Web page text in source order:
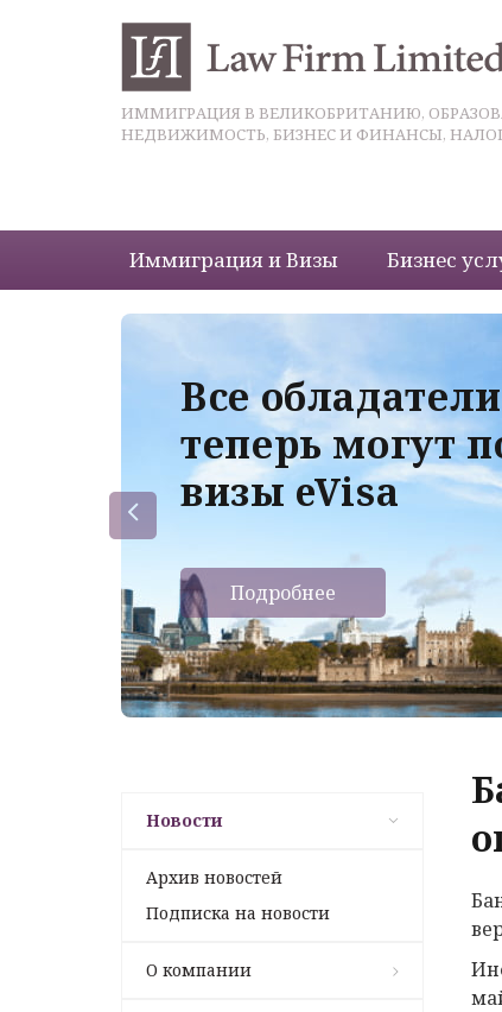
ИММИГРАЦИЯ В ВЕЛИКОБРИТАНИЮ,
НЕДВИЖИМОСТЬ, БИЗНЕС И ФИНАНСЫ,
Иммиграция и Визы Бизнес
Все
теперь могут
визы eVisa
Подробнее
Новости
Архив новостей
Подписка на новости
О компании